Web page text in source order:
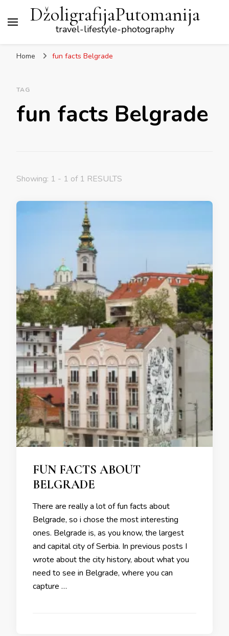
DžoligrafijaPutomanija
travel-lifestyle-photography
Home fun facts Belgrade
TAG
fun facts Belgrade
Showing: 1 - 1 of 1 RESULTS
FUN FACTS ABOUT
BELGRADE
There are really a lot of fun facts about
Belgrade, so i chose the most interesting
ones. Belgrade is, as you know, the largest
and capital city of Serbia. In previous posts I
wrote about the city history, about what you
need to see in Belgrade, where you can
capture …